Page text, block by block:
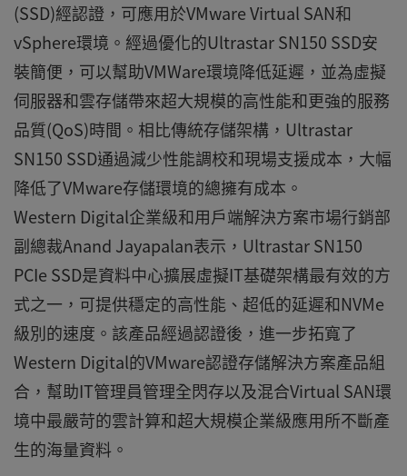
(SSD)經認證，可應用於VMware Virtual SAN和
vSphere環境。經過優化的Ultrastar SN150 SSD安
裝簡便，可以幫助VMWare環境降低延遲，並為虛擬
伺服器和雲存儲帶來超大規模的高性能和更強的服務
品質(QoS)時間。相比傳統存儲架構，Ultrastar
SN150 SSD通過減少性能調校和現場支援成本，大幅
降低了VMware存儲環境的總擁有成本。
Western Digital企業級和用戶端解決方案市場行銷部
副總裁Anand Jayapalan表示，Ultrastar SN150
PCIe SSD是資料中心擴展虛擬IT基礎架構最有效的方
式之一，可提供穩定的高性能、超低的延遲和NVMe
級別的速度。該產品經過認證後，進一步拓寬了
Western Digital的VMware認證存儲解決方案產品組
合，幫助IT管理員管理全閃存以及混合Virtual SAN環
境中最嚴苛的雲計算和超大規模企業級應用所不斷產
生的海量資料。